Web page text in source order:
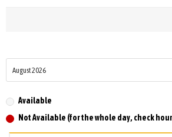
Available
Not Available (for the whole day, check